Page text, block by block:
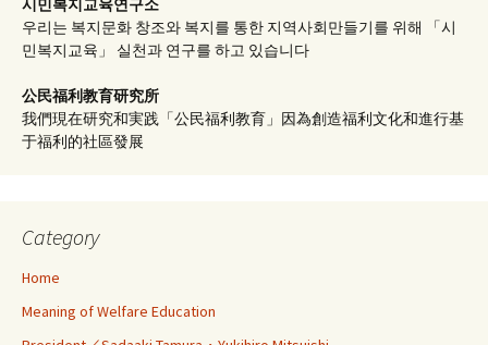
시민복지교육연구소
우리는 복지문화 창조와 복지를 통한 지역사회만들기를 위해 「시
민복지교육」 실천과 연구를 하고 있습니다
公民福利教育研究所
我們現在研究和実践「公民福利教育」因為創造福利文化和進行基
于福利的社區發展
Category
Home
Meaning of Welfare Education